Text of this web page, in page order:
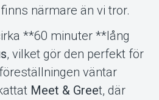
närmare än vi tror.
**60 minuter **lång
, vilket gör den perfekt för
väntar
Meet & Greet, där